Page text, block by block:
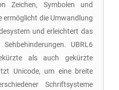
Zeichen, Symbolen und
ermöglicht die Umwandlung
und erleichtert das
UBRL6
als auch gekürzte
Unicode, um eine breite
Schriftsysteme